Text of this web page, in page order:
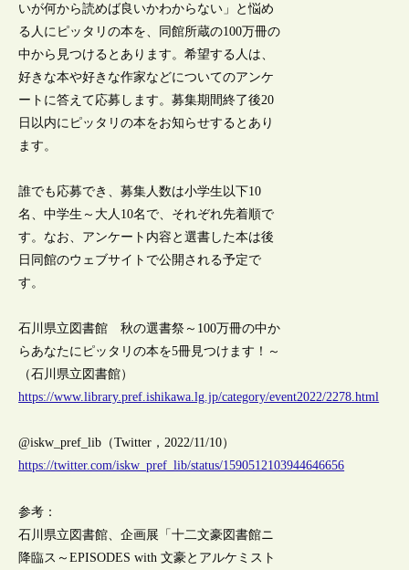
いが何から読めば良いかわからない」と悩め
る人にピッタリの本を、同館所蔵の100万冊の
中から見つけるとあります。希望する人は、
好きな本や好きな作家などについてのアンケ
ートに答えて応募します。募集期間終了後20
日以内にピッタリの本をお知らせするとあり
ます。
誰でも応募でき、募集人数は小学生以下10
名、中学生～大人10名で、それぞれ先着順で
す。なお、アンケート内容と選書した本は後
日同館のウェブサイトで公開される予定で
す。
石川県立図書館 秋の選書祭～100万冊の中か
らあなたにピッタリの本を5冊見つけます！～
（石川県立図書館）
https://www.library.pref.ishikawa.lg.jp/category/event2022/2278.html
@iskw_pref_lib（Twitter，2022/11/10）
https://twitter.com/iskw_pref_lib/status/1590512103944646656
参考：
石川県立図書館、企画展「十二文豪図書館ニ
降臨ス～EPISODES with 文豪とアルケミスト